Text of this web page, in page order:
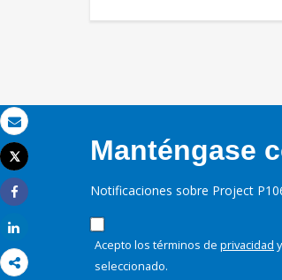
Correo electrónico
Imprimir
Tweet
Share
Manténgase
Notificaciones sobre Project
Acepto los términos de privacidad
seleccionado.